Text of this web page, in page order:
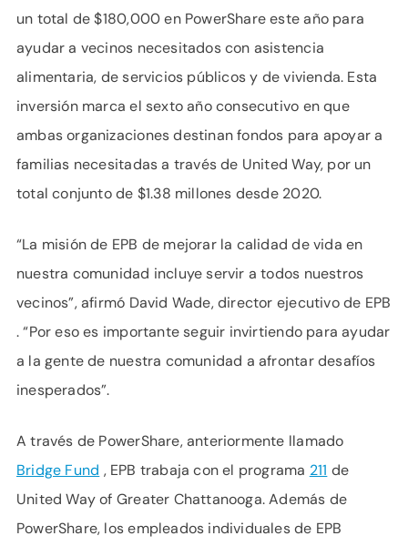
un total de $180,000 en PowerShare este año para
ayudar a vecinos necesitados con asistencia
alimentaria, de servicios públicos y de vivienda. Esta
inversión marca el sexto año consecutivo en que
ambas organizaciones destinan fondos para apoyar a
familias necesitadas a través de United Way, por un
total conjunto de $1.38 millones desde 2020.
“La misión de EPB de mejorar la calidad de vida en
nuestra comunidad incluye servir a todos nuestros
vecinos”, afirmó David Wade, director ejecutivo de EPB
. “Por eso es importante seguir invirtiendo para ayudar
a la gente de nuestra comunidad a afrontar desafíos
inesperados”.
A través de PowerShare, anteriormente llamado
Bridge Fund , EPB trabaja con el programa 211 de
United Way of Greater Chattanooga. Además de
PowerShare, los empleados individuales de EPB